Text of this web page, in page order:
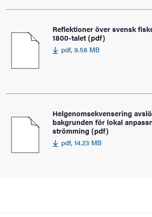
Reflektioner över svensk
1800-talet (pdf)
pdf, 9.58 MB
Helgenomsekvensering
bakgrunden för lokal
strömming (pdf)
pdf, 14.23 MB